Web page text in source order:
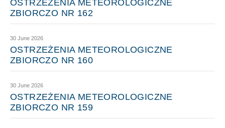
OSTRZEŻENIA METEOROLOGICZNE
ZBIORCZO NR 162
30 June 2026
OSTRZEŻENIA METEOROLOGICZNE
ZBIORCZO NR 160
30 June 2026
OSTRZEŻENIA METEOROLOGICZNE
ZBIORCZO NR 159